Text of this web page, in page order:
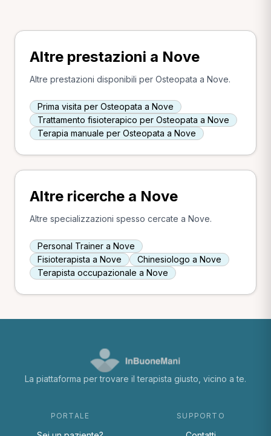
Altre prestazioni a Nove
Altre prestazioni disponibili per Osteopata a Nove.
Prima visita per Osteopata a Nove
Trattamento fisioterapico per Osteopata a Nove
Terapia manuale per Osteopata a Nove
Altre ricerche a Nove
Altre specializzazioni spesso cercate a Nove.
Personal Trainer a Nove
Fisioterapista a Nove
Chinesiologo a Nove
Terapista occupazionale a Nove
La piattaforma per trovare il terapista giusto, vicino a te.
PORTALE SUPPORTO